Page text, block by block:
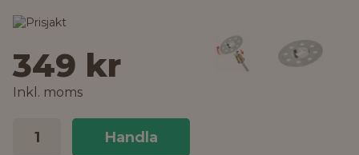
349 kr
Inkl. moms
Handla